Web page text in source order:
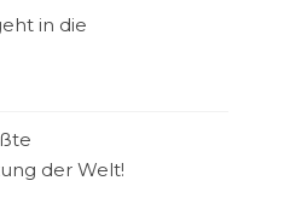
in die
der Welt!